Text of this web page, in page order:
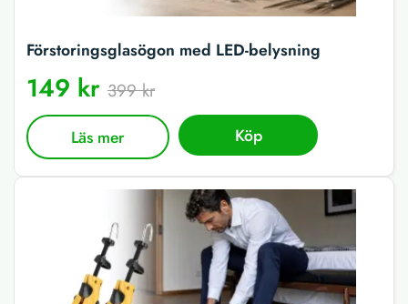
Förstoringsglasögon med LED-belysning
149 kr 399 kr
Läs mer Köp